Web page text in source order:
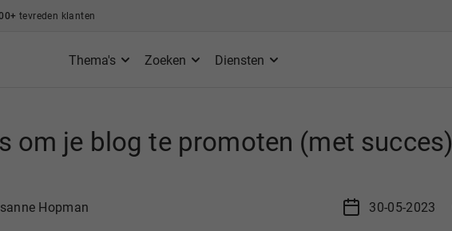
tevreden klanten
Thema's Zoeken Diensten
om je blog te promoten (met succes)
Hopman 30-05-2023